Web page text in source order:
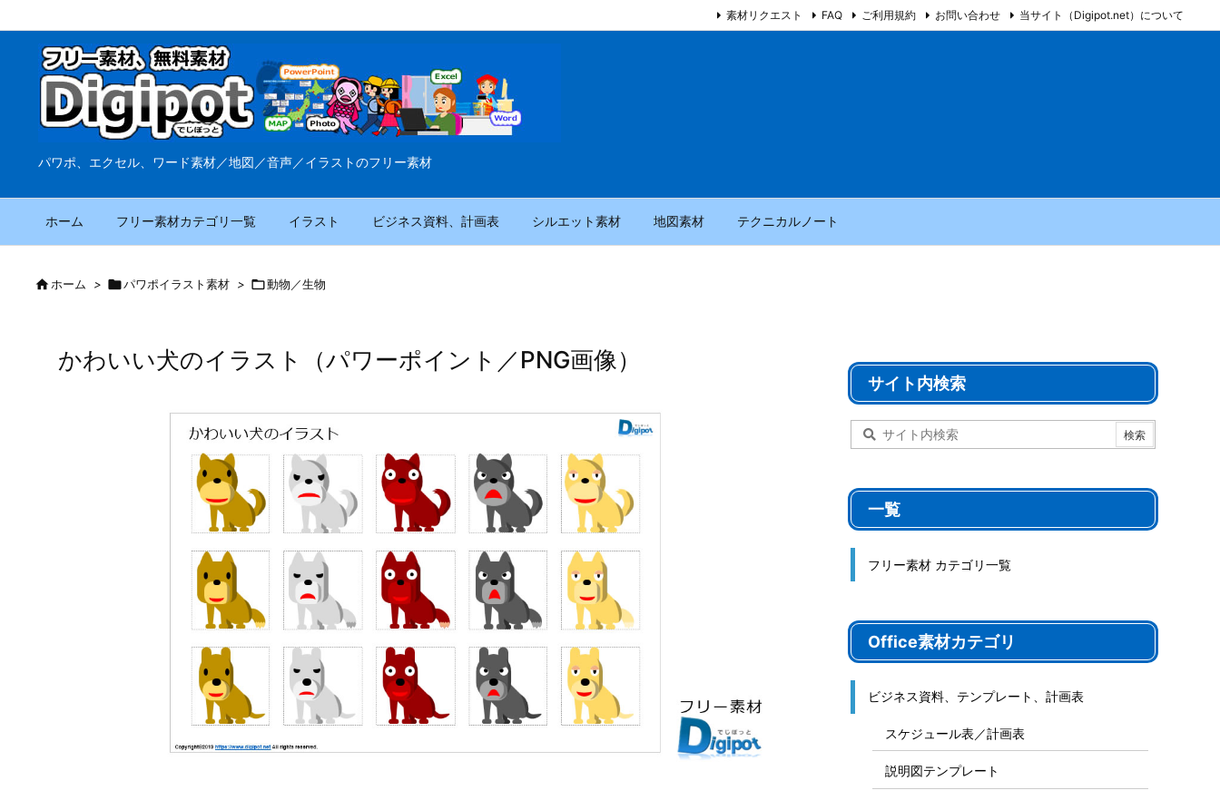
パワポ、エクセル、ワード素材／地図／音声／イラストのフリー素材
ホーム フリー素材カテゴリ一覧 イラスト ビジネス資料、計画表 シルエット素材 地図素材 テクニカルノート
素材リクエスト FAQ ご利用規約 お問い合わせ 当サイト（Digipot.net）について
ホーム > パワポイラスト素材 > 動物／生物
かわいい犬のイラスト（パワーポイント／PNG画像）
サイト内検索
一覧
フリー素材 カテゴリ一覧
Office素材カテゴリ
ビジネス資料、テンプレート、計画表
スケジュール表／計画表
説明図テンプレート